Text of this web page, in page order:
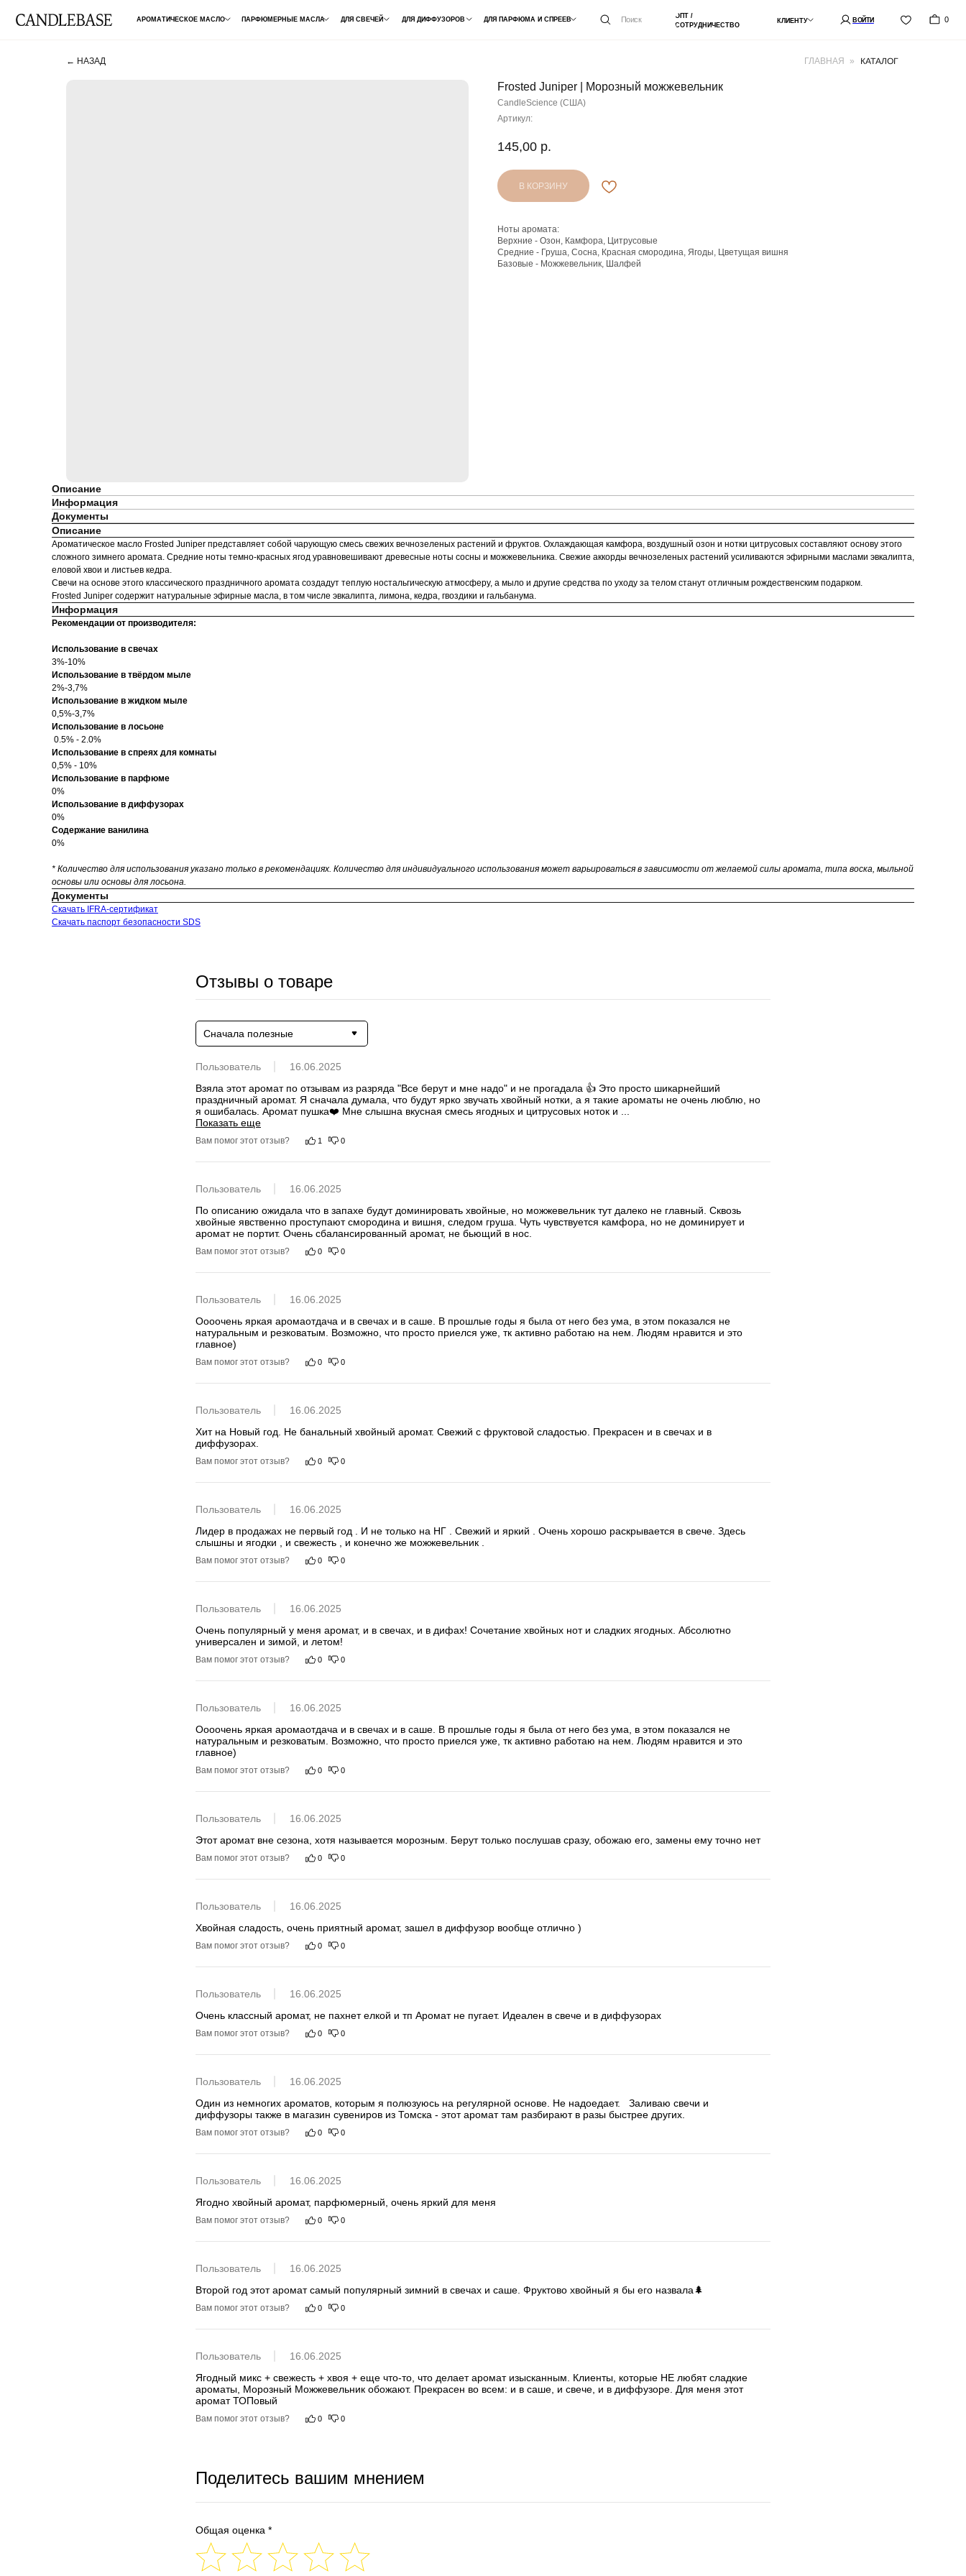
ОПТ /
СОТРУДНИЧЕСТВО
ПАРФЮМЕРНЫЕ МАСЛА
АРОМАТИЧЕСКОЕ МАСЛО ДЛЯ СВЕЧЕЙ ДЛЯ ДИФФУЗОРОВ ДЛЯ ПАРФЮМА И СПРЕЕВ 0
Поиск ВОЙТИ
← НАЗАД ГЛАВНАЯ КАТАЛОГ
»
Frosted Juniper | Морозный можжевельник
CandleScience (США)
Артикул:
145,00 р.
В КОРЗИНУ
Ноты аромата:
Верхние - Озон, Камфора, Цитрусовые
Средние - Груша, Сосна, Красная смородина, Ягоды, Цветущая вишня
Базовые - Можжевельник, Шалфей
Описание
Информация
Документы
Описание
Ароматическое масло Frosted Juniper представляет собой чарующую смесь свежих вечнозеленых растений и фруктов. Охлаждающая камфора, воздушный озон и нотки цитрусовых составляют основу этого
сложного зимнего аромата. Средние ноты темно-красных ягод уравновешивают древесные ноты сосны и можжевельника. Свежие аккорды вечнозеленых растений усиливаются эфирными маслами эвкалипта,
еловой хвои и листьев кедра.
Свечи на основе этого классического праздничного аромата создадут теплую ностальгическую атмосферу, а мыло и другие средства по уходу за телом станут отличным рождественским подарком.
Frosted Juniper содержит натуральные эфирные масла, в том числе эвкалипта, лимона, кедра, гвоздики и гальбанума.
Информация
Рекомендации от производителя:
Использование в свечах
3%-10%
Использование в твёрдом мыле
2%-3,7%
Использование в жидком мыле
0,5%-3,7%
Использование в лосьоне
0.5% - 2.0%
Использование в спреях для комнаты
0,5% - 10%
Использование в парфюме
0%
Использование в диффузорах
0%
Содержание ванилина
0%
* Количество для использования указано только в рекомендациях. Количество для индивидуального использования может варьироваться в зависимости от желаемой силы аромата, типа воска, мыльной
основы или основы для лосьона.
Документы
Скачать IFRA-сертификат
Скачать паспорт безопасности SDS
Отзывы о товаре
Сначала полезные
Пользователь
16.06.2025
Взяла этот аромат по отзывам из разряда "Все берут и мне надо" и не прогадала 👍 Это просто шикарнейший
праздничный аромат. Я сначала думала, что будут ярко звучать хвойный нотки, а я такие ароматы не очень люблю, но
я ошибалась. Аромат пушка❤️ Мне слышна вкусная смесь ягодных и цитрусовых ноток и
Показать еще
Вам помог этот отзыв? 1 0
Пользователь
16.06.2025
По описанию ожидала что в запахе будут доминировать хвойные, но можжевельник тут далеко не главный. Сквозь
хвойные явственно проступают смородина и вишня, следом груша. Чуть чувствуется камфора, но не доминирует и
аромат не портит. Очень сбалансированный аромат, не бьющий в нос.
Вам помог этот отзыв? 0 0
Пользователь
16.06.2025
Оооочень яркая аромаотдача и в свечах и в саше. В прошлые годы я была от него без ума, в этом показался не
натуральным и резковатым. Возможно, что просто приелся уже, тк активно работаю на нем. Людям нравится и это
главное)
Вам помог этот отзыв? 0 0
Пользователь
16.06.2025
Хит на Новый год. Не банальный хвойный аромат. Свежий с фруктовой сладостью. Прекрасен и в свечах и в
диффузорах.
Вам помог этот отзыв? 0 0
Пользователь
16.06.2025
Лидер в продажах не первый год . И не только на НГ . Свежий и яркий . Очень хорошо раскрывается в свече. Здесь
слышны и ягодки , и свежесть , и конечно же можжевельник .
Вам помог этот отзыв? 0 0
Пользователь
16.06.2025
Очень популярный у меня аромат, и в свечах, и в дифах! Сочетание хвойных нот и сладких ягодных. Абсолютно
универсален и зимой, и летом!
Вам помог этот отзыв? 0 0
Пользователь
16.06.2025
Оооочень яркая аромаотдача и в свечах и в саше. В прошлые годы я была от него без ума, в этом показался не
натуральным и резковатым. Возможно, что просто приелся уже, тк активно работаю на нем. Людям нравится и это
главное)
Вам помог этот отзыв? 0 0
Пользователь
16.06.2025
Этот аромат вне сезона, хотя называется морозным. Берут только послушав сразу, обожаю его, замены ему точно нет
Вам помог этот отзыв? 0 0
Пользователь
16.06.2025
Хвойная сладость, очень приятный аромат, зашел в диффузор вообще отлично )
Вам помог этот отзыв? 0 0
Пользователь
16.06.2025
Очень классный аромат, не пахнет елкой и тп Аромат не пугает. Идеален в свече и в диффузорах
Вам помог этот отзыв? 0 0
Пользователь
16.06.2025
Один из немногих ароматов, которым я полюзуюсь на регулярной основе. Не надоедает.   Заливаю свечи и
диффузоры также в магазин сувениров из Томска - этот аромат там разбирают в разы быстрее других.
Вам помог этот отзыв? 0 0
Пользователь
16.06.2025
Ягодно хвойный аромат, парфюмерный, очень яркий для меня
Вам помог этот отзыв? 0 0
Пользователь
16.06.2025
Второй год этот аромат самый популярный зимний в свечах и саше. Фруктово хвойный я бы его назвала🌲
Вам помог этот отзыв? 0 0
Пользователь
16.06.2025
Ягодный микс + свежесть + хвоя + еще что-то, что делает аромат изысканным. Клиенты, которые НЕ любят сладкие
ароматы, Морозный Можжевельник обожают. Прекрасен во всем: и в саше, и свече, и в диффузоре. Для меня этот
аромат ТОПовый
Вам помог этот отзыв? 0 0
Поделитесь вашим мнением
Общая оценка *